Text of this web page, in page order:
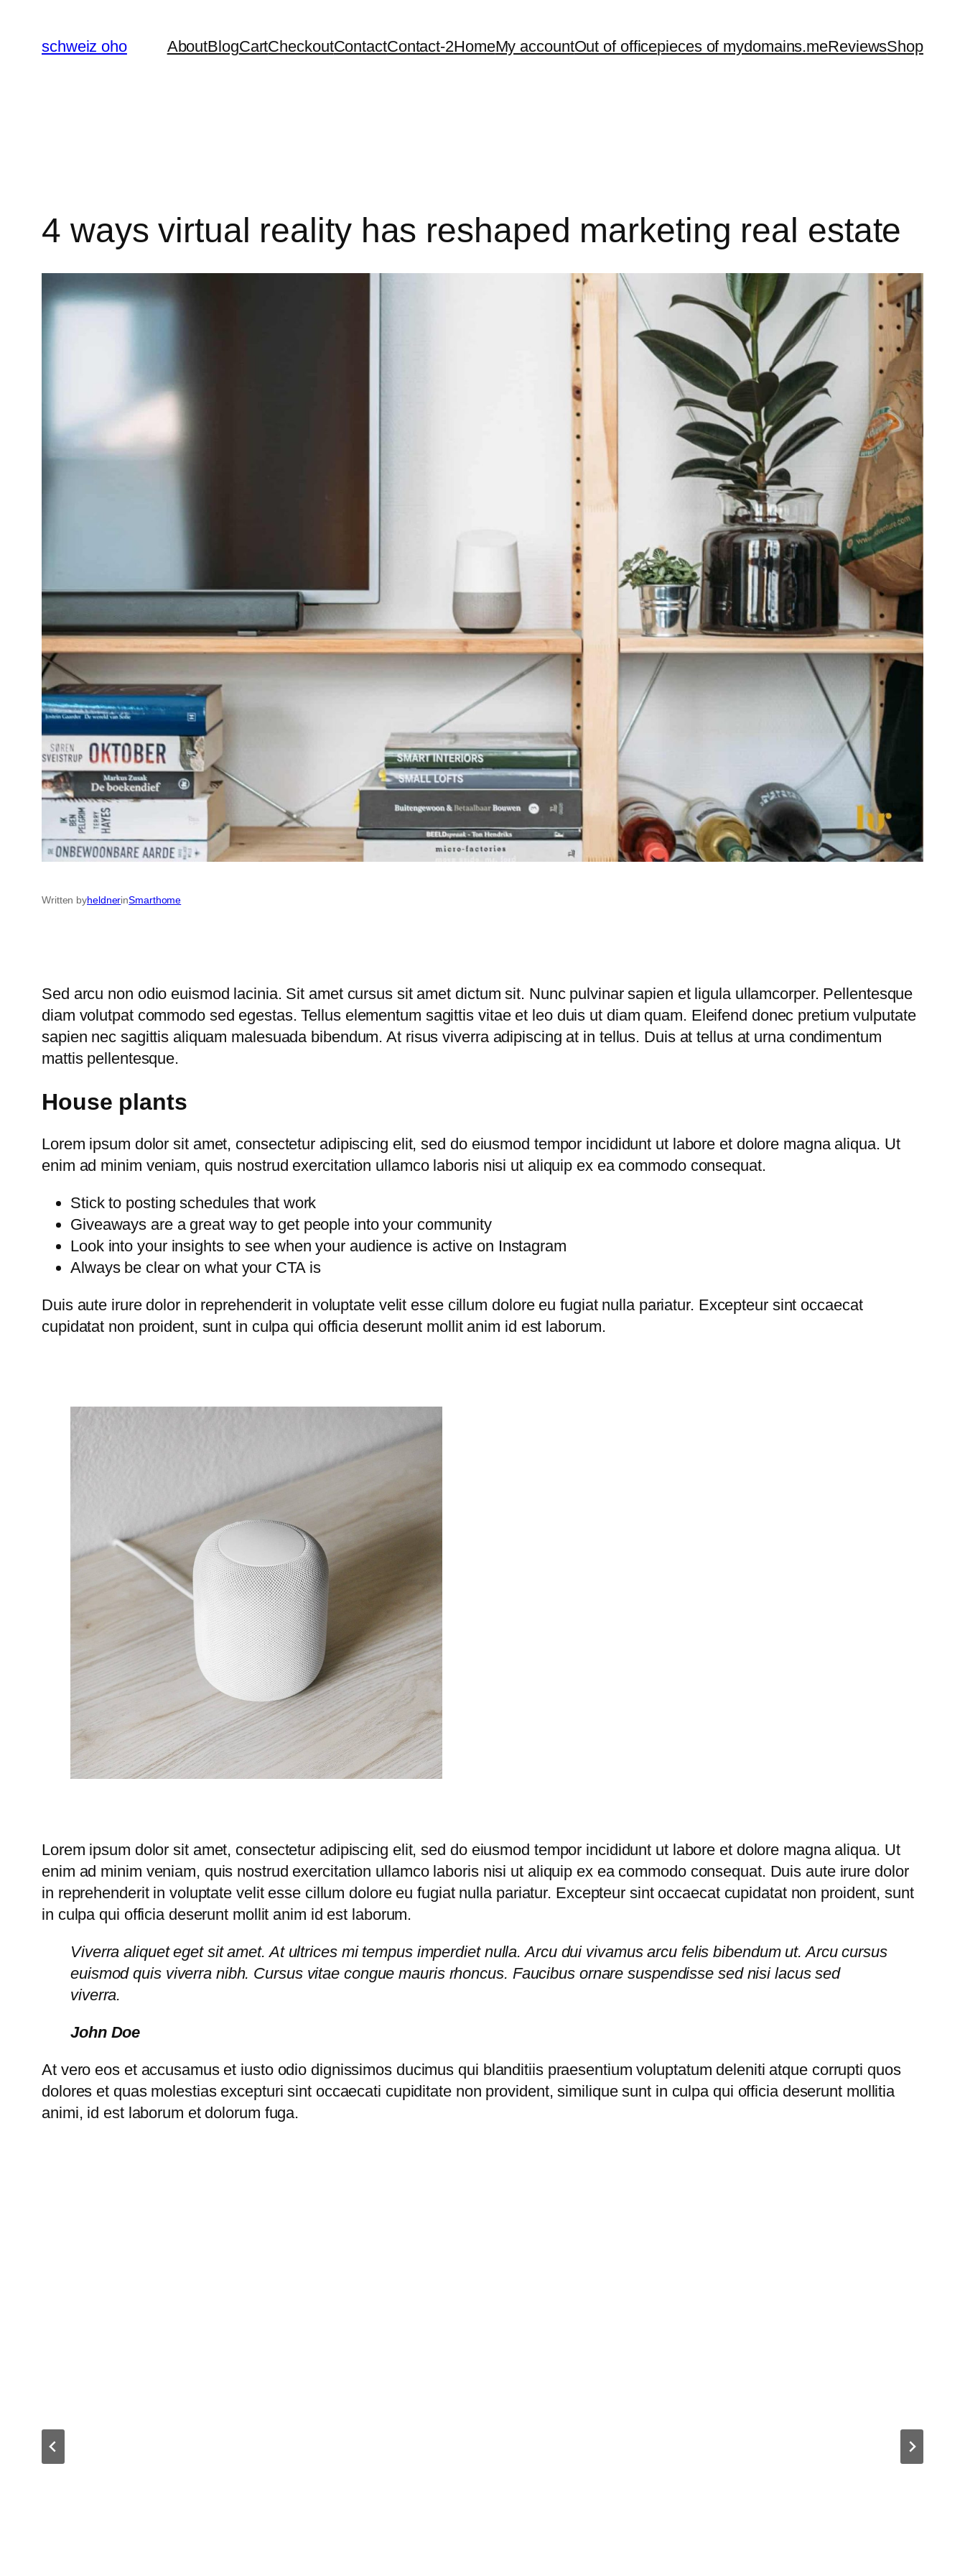
content
schweiz oho AboutBlogCartCheckoutContactContact-2HomeMy accountOut of officepieces of mydomains.meReviewsShop
4 ways virtual reality has reshaped marketing real estate
Written byheldnerinSmarthome
Sed arcu non odio euismod lacinia. Sit amet cursus sit amet dictum sit. Nunc pulvinar sapien et ligula ullamcorper. Pellentesque
diam volutpat commodo sed egestas. Tellus elementum sagittis vitae et leo duis ut diam quam. Eleifend donec pretium vulputate
sapien nec sagittis aliquam malesuada bibendum. At risus viverra adipiscing at in tellus. Duis at tellus at urna condimentum
mattis pellentesque.
House plants
Lorem ipsum dolor sit amet, consectetur adipiscing elit, sed do eiusmod tempor incididunt ut labore et dolore magna aliqua. Ut
enim ad minim veniam, quis nostrud exercitation ullamco laboris nisi ut aliquip ex ea commodo consequat.
Stick to posting schedules that work
Giveaways are a great way to get people into your community
Look into your insights to see when your audience is active on Instagram
Always be clear on what your CTA is
Duis aute irure dolor in reprehenderit in voluptate velit esse cillum dolore eu fugiat nulla pariatur. Excepteur sint occaecat
cupidatat non proident, sunt in culpa qui officia deserunt mollit anim id est laborum.
Lorem ipsum dolor sit amet, consectetur adipiscing elit, sed do eiusmod tempor incididunt ut labore et dolore magna aliqua. Ut
enim ad minim veniam, quis nostrud exercitation ullamco laboris nisi ut aliquip ex ea commodo consequat. Duis aute irure dolor
in reprehenderit in voluptate velit esse cillum dolore eu fugiat nulla pariatur. Excepteur sint occaecat cupidatat non proident, sunt
in culpa qui officia deserunt mollit anim id est laborum.
Viverra aliquet eget sit amet. At ultrices mi tempus imperdiet nulla. Arcu dui vivamus arcu felis bibendum ut. Arcu cursus
euismod quis viverra nibh. Cursus vitae congue mauris rhoncus. Faucibus ornare suspendisse sed nisi lacus sed
viverra.
John Doe
At vero eos et accusamus et iusto odio dignissimos ducimus qui blanditiis praesentium voluptatum deleniti atque corrupti quos
dolores et quas molestias excepturi sint occaecati cupiditate non provident, similique sunt in culpa qui officia deserunt mollitia
animi, id est laborum et dolorum fuga.